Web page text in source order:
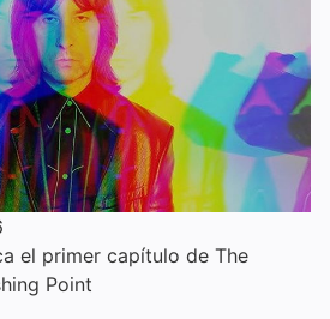
el primer capítulo de The
Point